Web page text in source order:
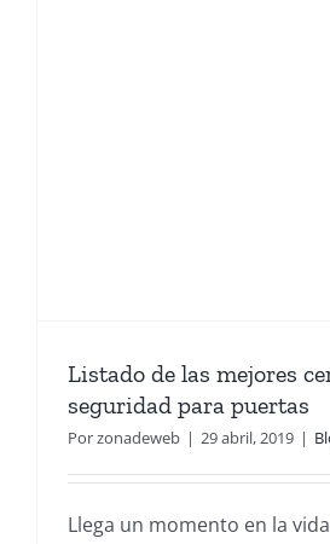
Listado de las mejores
seguridad para puertas
Porzonadeweb | 29 abril, 2019 |
Llega un momento en la